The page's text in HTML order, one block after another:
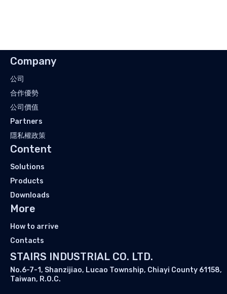
Company
公司
合作優勢
公司價值
Partners
隱私權政策
Content
Solutions
Products
Downloads
More
How to arrive
Contacts
STAIRS INDUSTRIAL CO. LTD.
No.6-7-1, Shanzijiao, Lucao Township, Chiayi County 61158,
Taiwan, R.O.C.